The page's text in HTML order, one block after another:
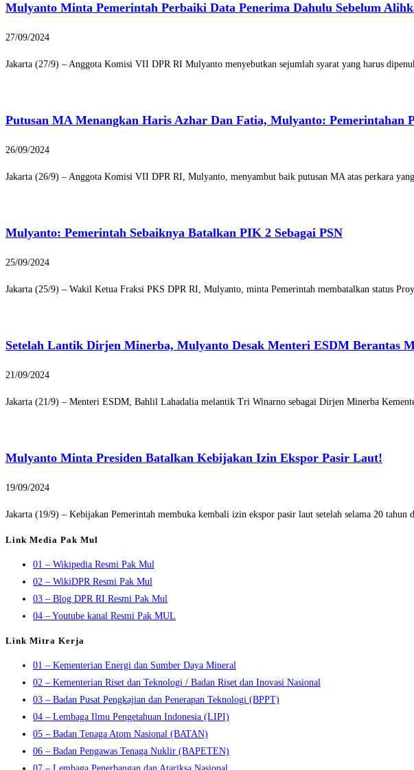
Mulyanto Minta Pemerintah Perbaiki Data Penerima Dahulu Sebelum
27/09/2024
Jakarta (27/9) – Anggota Komisi VII DPR RI Mulyanto menyebutkan sejumlah syarat yang harus
Putusan MA Menangkan Haris Azhar Dan Fatia, Mulyanto: Pemerintahan
26/09/2024
Jakarta (26/9) – Anggota Komisi VII DPR RI, Mulyanto, menyambut baik putusan MA atas perkara
Mulyanto: Pemerintah Sebaiknya Batalkan PIK 2 Sebagai PSN
25/09/2024
Jakarta (25/9) – Wakil Ketua Fraksi PKS DPR RI, Mulyanto, minta Pemerintah membatalkan status
Setelah Lantik Dirjen Minerba, Mulyanto Desak Menteri ESDM Berantas
21/09/2024
Jakarta (21/9) – Menteri ESDM, Bahlil Lahadalia melantik Tri Winarno sebagai Dirjen Minerba
Mulyanto Minta Presiden Batalkan Kebijakan Izin Ekspor Pasir Laut!
19/09/2024
Jakarta (19/9) – Kebijakan Pemerintah membuka kembali izin ekspor pasir laut setelah selama 20
Link Media Pak Mul
01 – Wikipedia Resmi Pak Mul
02 – WikiDPR Resmi Pak Mul
03 – Blog DPR RI Resmi Pak Mul
04 – Youtube kanal Resmi Pak MUL
Link Mitra Kerja
01 – Kementerian Energi dan Sumber Daya Mineral
02 – Kementerian Riset dan Teknologi / Badan Riset dan Inovasi Nasional
03 – Badan Pusat Pengkajian dan Penerapan Teknologi (BPPT)
04 – Lembaga Ilmu Pengetahuan Indonesia (LIPI)
05 – Badan Tenaga Atom Nasional (BATAN)
06 – Badan Pengawas Tenaga Nuklir (BAPETEN)